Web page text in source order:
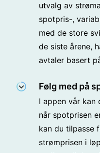
utvalg av
spotpris-,
med de store
de siste årene,
avtaler basert
Følg med på
I appen vår
når spotprisen
kan du tilpasse
strømprisen i